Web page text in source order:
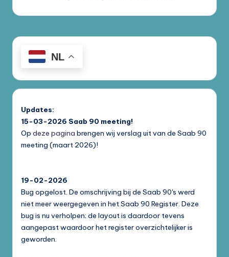
NL
Updates:
15-03-2026 Saab 90 meeting!
Op deze pagina brengen wij verslag uit van de Saab 90
meeting (maart 2026)!
19-02-2026
Bug opgelost. De omschrijving bij de Saab 90's werd
niet meer weergegeven in het Saab 90 Register. Deze
bug is nu verholpen; de layout is daardoor tevens
aangepast waardoor het register overzichtelijker is
geworden.